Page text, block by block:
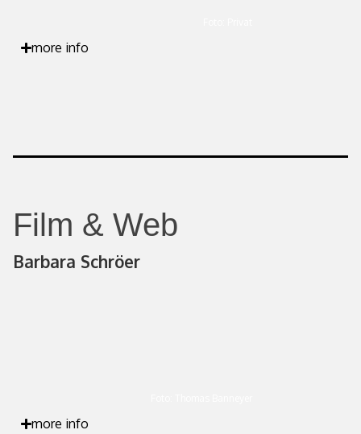
more info
Film & Web
Barbara Schröer
more info